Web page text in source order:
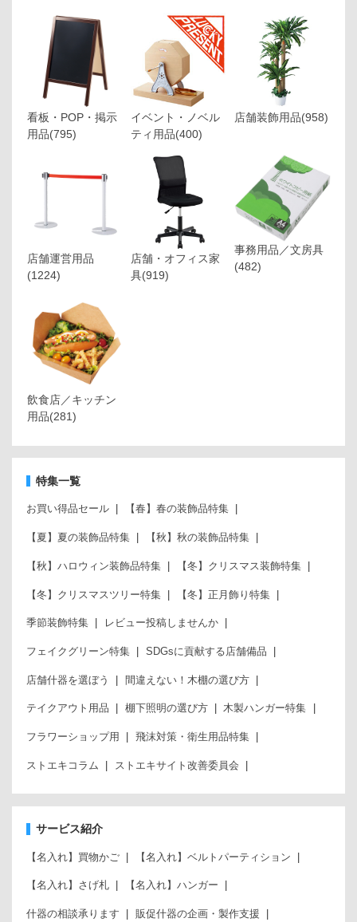
看板・POP・掲示
用品(795)
イベント・ノベル
ティ用品(400)
店舗装飾用品(958)
店舗運営用品
(1224)
店舗・オフィス家
具(919)
事務用品／文房具
(482)
飲食店／キッチン
用品(281)
特集一覧
お買い得品セール 【春】春の装飾品特集
【夏】夏の装飾品特集 【秋】秋の装飾品特集
【秋】ハロウィン装飾品特集 【冬】クリスマス装飾特集
【冬】クリスマスツリー特集 【冬】正月飾り特集
季節装飾特集 レビュー投稿しませんか
フェイクグリーン特集 SDGsに貢献する店舗備品
店舗什器を選ぼう 間違えない！木棚の選び方
テイクアウト用品 棚下照明の選び方 木製ハンガー特集
フラワーショップ用 飛沫対策・衛生用品特集
ストエキコラム ストエキサイト改善委員会
サービス紹介
【名入れ】買物かご 【名入れ】ベルトパーティション
【名入れ】さげ札 【名入れ】ハンガー
什器の相談承ります 販促什器の企画・製作支援